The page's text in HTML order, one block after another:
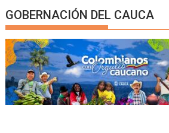
GOBERNACIÓN DEL CAUCA